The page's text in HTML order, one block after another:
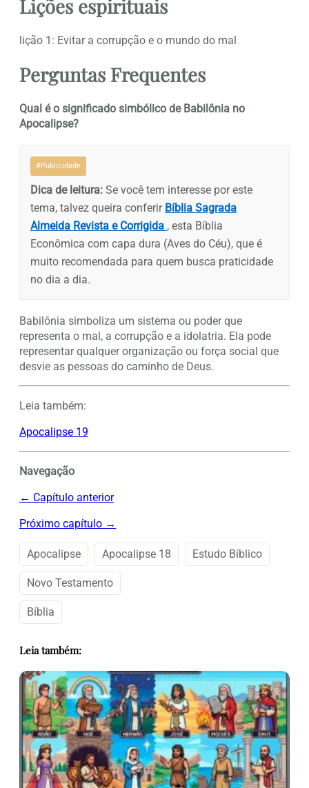
Lições espirituais
lição 1: Evitar a corrupção e o mundo do mal
Perguntas Frequentes
Qual é o significado simbólico de Babilônia no
Apocalipse?
#Publicidade
Dica de leitura: Se você tem interesse por este
tema, talvez queira conferir Bíblia Sagrada
Almeida Revista e Corrigida , esta Bíblia
Econômica com capa dura (Aves do Céu), que é
muito recomendada para quem busca praticidade
no dia a dia.
Babilônia simboliza um sistema ou poder que
representa o mal, a corrupção e a idolatria. Ela pode
representar qualquer organização ou força social que
desvie as pessoas do caminho de Deus.
Leia também:
Apocalipse 19
Navegação
← Capítulo anterior
Próximo capítulo →
Apocalipse Apocalipse 18 Estudo Bíblico
Novo Testamento
Bíblia
Leia também: